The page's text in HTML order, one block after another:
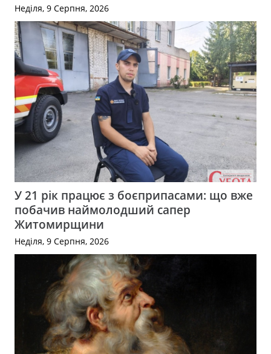
Неділя, 9 Серпня, 2026
У 21 рік працює з боєприпасами: що вже
побачив наймолодший сапер
Житомирщини
Неділя, 9 Серпня, 2026